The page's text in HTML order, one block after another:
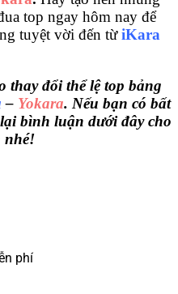
top ngay hôm nay để
tuyệt vời đến từiKara
thay đổi thể lệ top bảng
– Yokara. Nếu bạn có bất
bình luận dưới đây cho
nhé!
phí